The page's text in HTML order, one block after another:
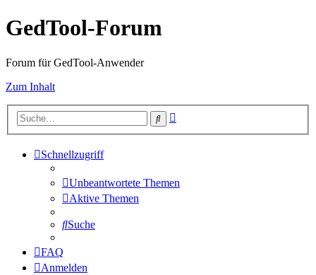
GedTool-Forum
Forum für GedTool-Anwender
Zum Inhalt
Suche
Schnellzugriff
Unbeantwortete Themen
Aktive Themen
Suche
FAQ
Anmelden